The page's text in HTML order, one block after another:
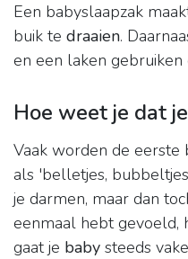
Een babyslaapzak
buik te draaien.
en een laken gebruiken
Hoe weet je dat
Vaak worden de eerste
als 'belletjes,
je darmen, maar dan
eenmaal hebt gevoeld,
gaat je baby steeds